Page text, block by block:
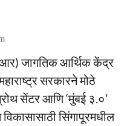
जागतिक आर्थिक केंद्र
सरकारने मोठे
सेंटर आणि ‘मुंबई ३.०’
विकासासाठी सिंगापूरमधील